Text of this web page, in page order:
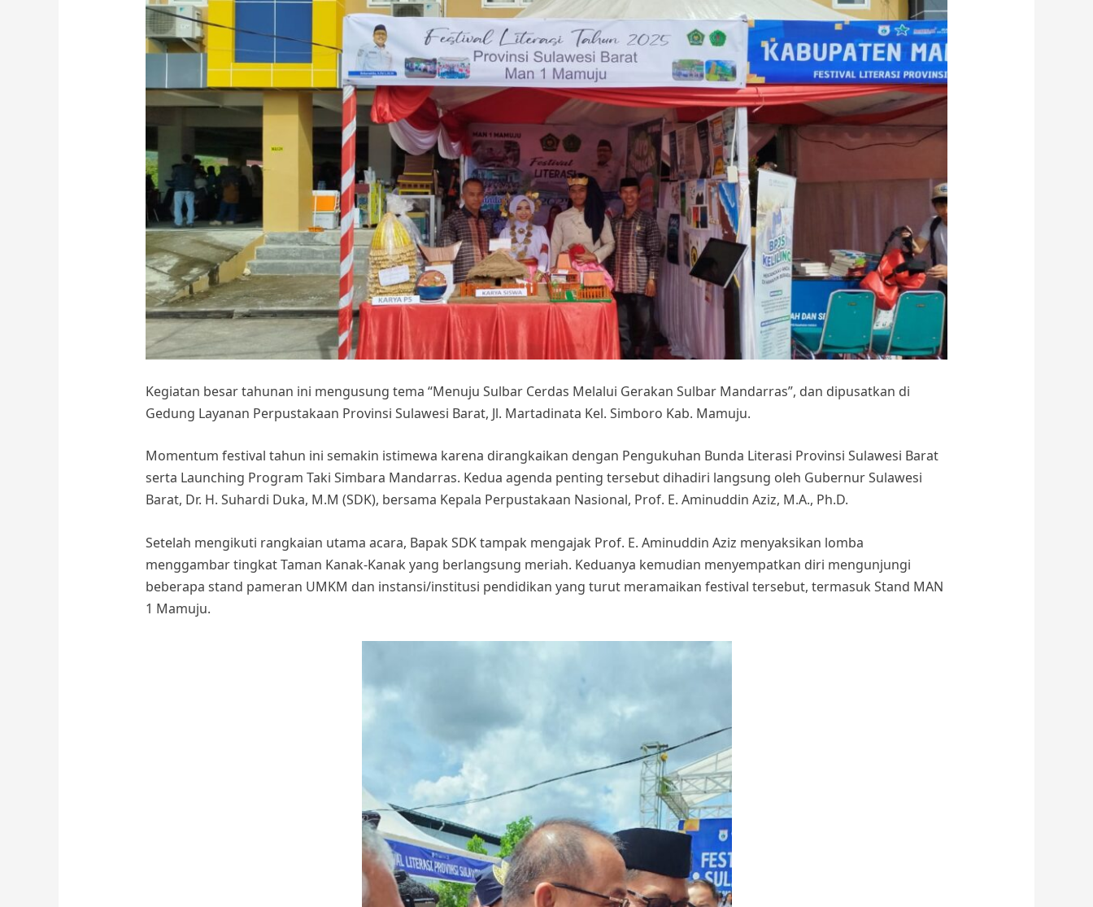
Kegiatan besar tahunan ini mengusung tema “Menuju Sulbar Cerdas Melalui Gerakan Sulbar Mandarras”, dan dipusatkan di
Gedung Layanan Perpustakaan Provinsi Sulawesi Barat, Jl. Martadinata Kel. Simboro Kab. Mamuju.
Momentum festival tahun ini semakin istimewa karena dirangkaikan dengan Pengukuhan Bunda Literasi Provinsi Sulawesi Barat
serta Launching Program Taki Simbara Mandarras. Kedua agenda penting tersebut dihadiri langsung oleh Gubernur Sulawesi
Barat, Dr. H. Suhardi Duka, M.M (SDK), bersama Kepala Perpustakaan Nasional, Prof. E. Aminuddin Aziz, M.A., Ph.D.
Setelah mengikuti rangkaian utama acara, Bapak SDK tampak mengajak Prof. E. Aminuddin Aziz menyaksikan lomba
menggambar tingkat Taman Kanak-Kanak yang berlangsung meriah. Keduanya kemudian menyempatkan diri mengunjungi
beberapa stand pameran UMKM dan instansi/institusi pendidikan yang turut meramaikan festival tersebut, termasuk Stand MAN
1 Mamuju.